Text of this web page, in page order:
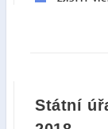
Státní